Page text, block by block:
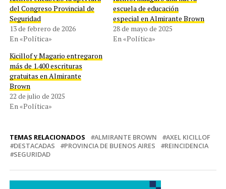
del Congreso Provincial de
Seguridad
13 de febrero de 2026
En «Política»
escuela de educación
especial en Almirante Brown
28 de mayo de 2025
En «Política»
Kicillof y Magario entregaron
más de 1.400 escrituras
gratuitas en Almirante
Brown
22 de julio de 2025
En «Política»
TEMAS RELACIONADOS ALMIRANTE BROWN
AXEL KICILLOF
DESTACADAS
PROVINCIA DE BUENOS AIRES
REINCIDENCIA
SEGURIDAD